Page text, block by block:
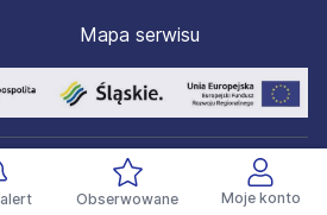
Obserwowane Moje konto
Mapa serwisu
prawa zastrzeżone.